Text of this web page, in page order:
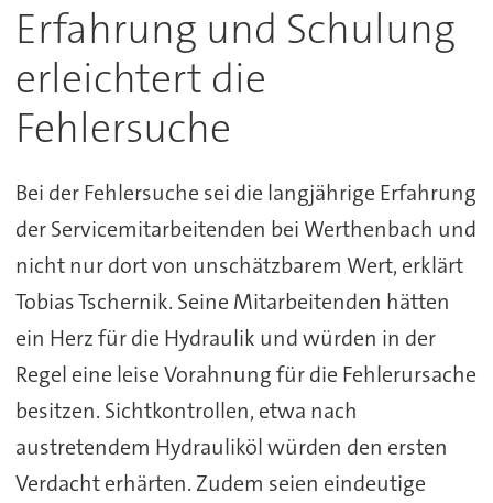
Erfahrung und Schulung
erleichtert die
Fehlersuche
Bei der Fehlersuche sei die langjährige Erfahrung
der Servicemitarbeitenden bei Werthenbach und
nicht nur dort von unschätzbarem Wert, erklärt
Tobias Tschernik. Seine Mitarbeitenden hätten
ein Herz für die Hydraulik und würden in der
Regel eine leise Vorahnung für die Fehlerursache
besitzen. Sichtkontrollen, etwa nach
austretendem Hydrauliköl würden den ersten
Verdacht erhärten. Zudem seien eindeutige